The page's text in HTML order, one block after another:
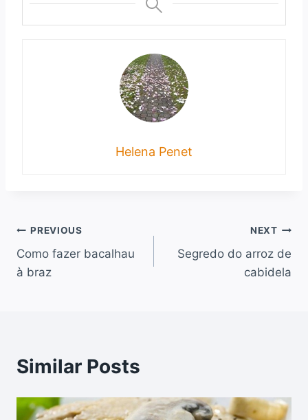
Helena Penet
Navegação
de
PREVIOUS
Como fazer bacalhau
à braz
NEXT
Segredo do arroz de
cabidela
Similar Posts